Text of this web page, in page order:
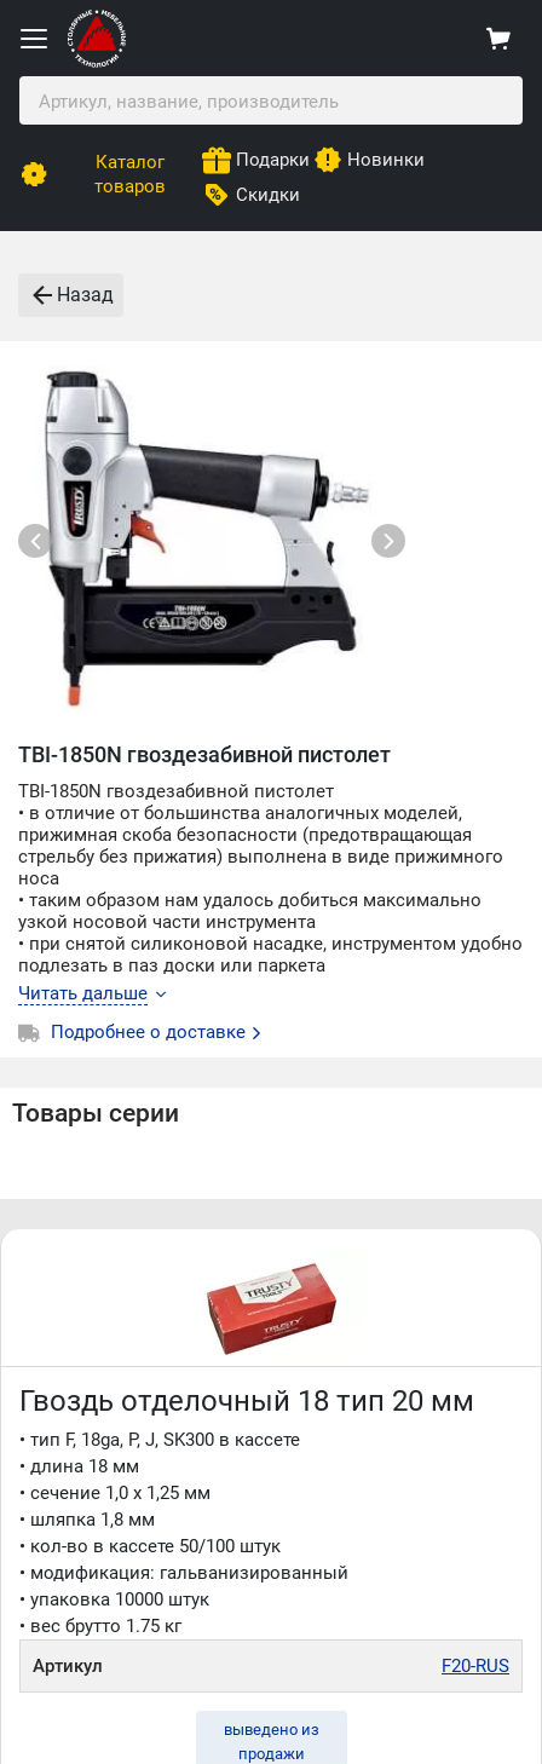
Каталог
товаров
Подарки
Новинки
Скидки
Назад
TBI-1850N гвоздезабивной пистолет
TBI-1850N гвоздезабивной пистолет
• в отличие от большинства аналогичных моделей,
прижимная скоба безопасности (предотвращающая
стрельбу без прижатия) выполнена в виде прижимного
носа
• таким образом нам удалось добиться максимально
узкой носовой части инструмента
• при снятой силиконовой насадке, инструментом удобно
подлезать в паз доски или паркета
• это бесценная особенность для работы с вагонкой,
декором, когда прижимная скоба обычного инструмента
будет проминать материал, мягкая насадка на моделях
Читать дальше
Подробнее о доставке
Товары серии
Гвоздь отделочный 18 тип 20 мм
• тип F, 18ga, P, J, SK300 в кассете
• длина 18 мм
• сечение 1,0 x 1,25 мм
• шляпка 1,8 мм
• кол-во в кассете 50/100 штук
• модификация: гальванизированный
• упаковка 10000 штук
• вес брутто 1.75 кг
Артикул
F20-RUS
выведено из
продажи